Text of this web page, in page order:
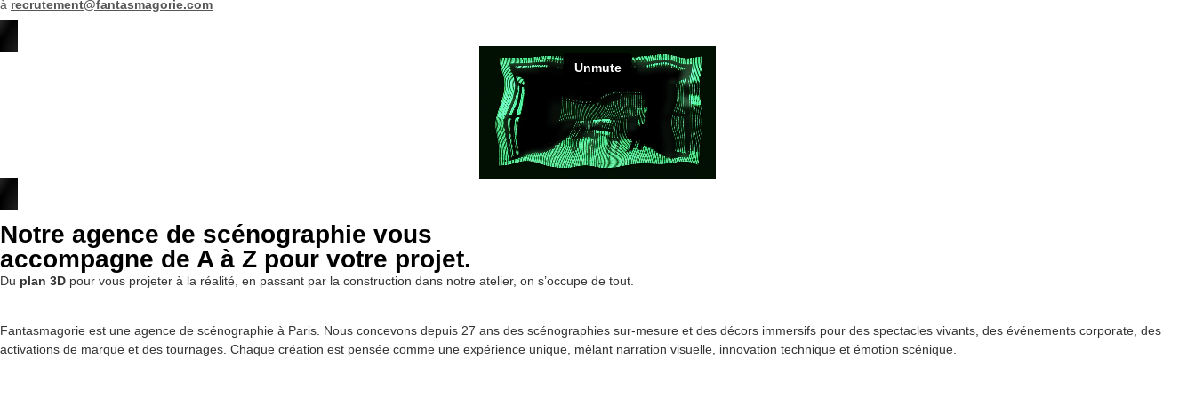
à recrutement@fantasmagorie.com
Notre agence de scénographie vous
accompagne de A à Z pour votre projet.
Du plan 3D pour vous projeter à la réalité, en passant par la construction dans notre atelier, on s’occupe de tout.
Fantasmagorie est une agence de scénographie à Paris. Nous concevons depuis 27 ans des scénographies sur-mesure et des décors immersifs pour des spectacles vivants, des événements corporate, des
activations de marque et des tournages. Chaque création est pensée comme une expérience unique, mêlant narration visuelle, innovation technique et émotion scénique.